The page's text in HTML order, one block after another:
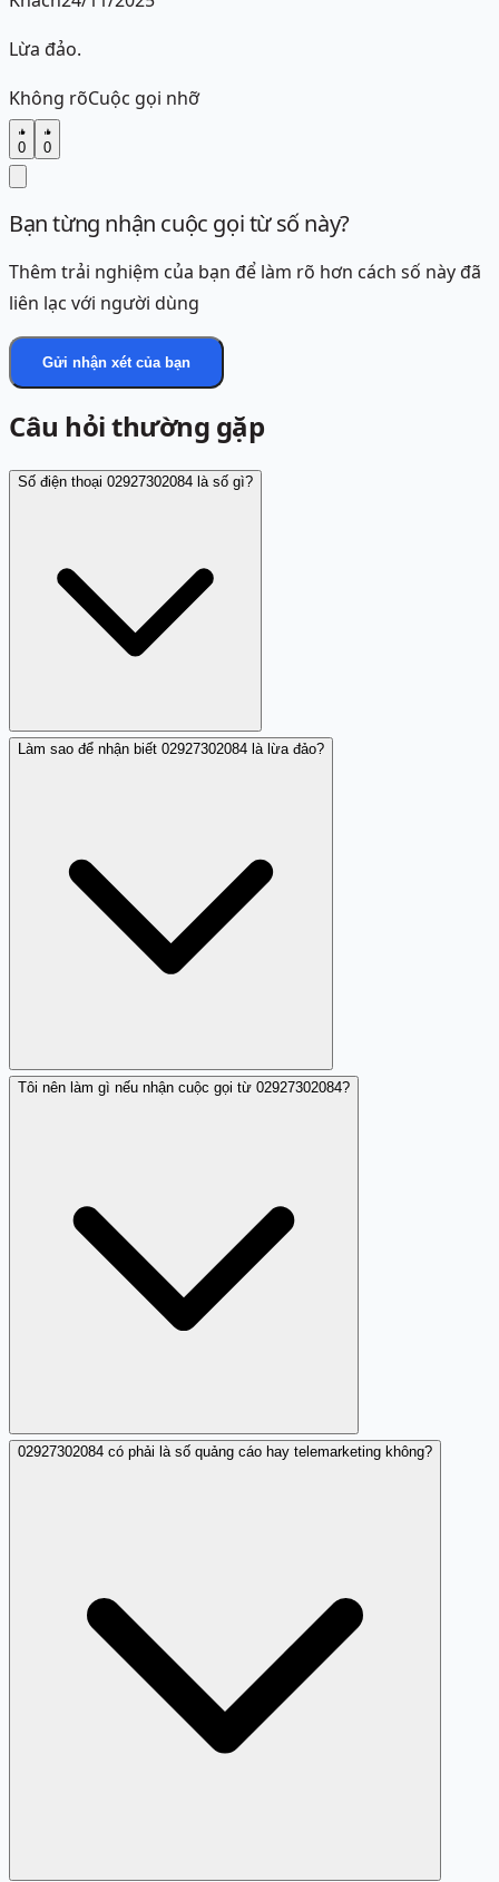
Lừa đảo.
Không rõCuộc gọi nhỡ
0 0
Bạn từng nhận cuộc gọi từ số này?
Thêm trải nghiệm của bạn để làm rõ hơn cách số này đã
liên lạc với người dùng
Gửi nhận xét của bạn
Câu hỏi thường gặp
Số điện thoại 02927302084 là số gì?
Làm sao để nhận biết 02927302084 là lừa đảo?
Số này thường gọi giả mạo cán bộ hoặc nhân viên ngân
Tôi nên làm gì nếu nhận cuộc gọi từ 02927302084?
Không cung cấp thông tin, không chuyển tiền và chặn
02927302084 có phải là số quảng cáo hay telemarketing không?